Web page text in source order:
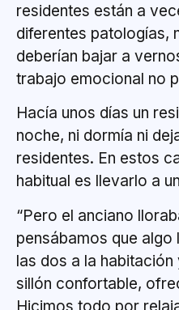
residentes están a
diferentes patologías,
deberían bajar a
trabajo emocional no
Hacía unos días un
noche, ni dormía ni
residentes. En estos
habitual es llevarlo a
“Pero el anciano
pensábamos que algo
las dos a la
sillón confortable,
Hicimos todo por